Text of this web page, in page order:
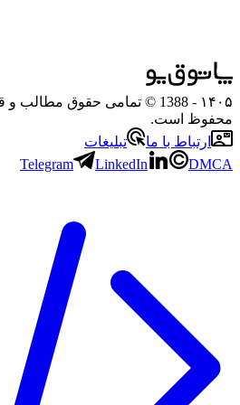
۱۴۰۵
- 1388 © تمامی حقوق مطالب
محفوظ است.
ارتباط با ما
تبلیغات
Telegram
LinkedIn DMCA